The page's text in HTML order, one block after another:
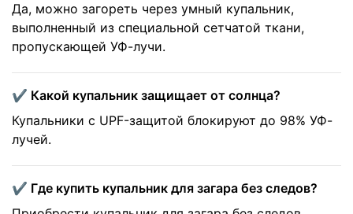
Да, можно загореть через умный купальник,
выполненный из специальной сетчатой ткани,
пропускающей УФ-лучи.
✔️ Какой купальник защищает от солнца?
Купальники с UPF-защитой блокируют до 98% УФ-
лучей.
✔️ Где купить купальник для загара без следов?